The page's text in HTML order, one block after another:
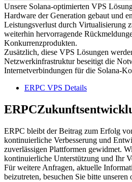
Unsere Solana-optimierten VPS
Hardware der Generation gebaut und
Leistungsverlust durch Virtualisierung
weiterhin hervorragende
Konkurrenzprodukten.
Zusätzlich, diese VPS Lösungen
Netzwerkinfrastruktur beseitigt die
Internetverbindungen für die Solana-
ERPC VPS Details
ERPC bleibt der Beitrag zum Erfolg
kontinuierliche Verbesserung und
zuverlässigen Plattformen gewidmet.
kontinuierliche Unterstützung und Ihr
Für weitere Anfragen, aktuelle
beizutreten, besuchen Sie bitte